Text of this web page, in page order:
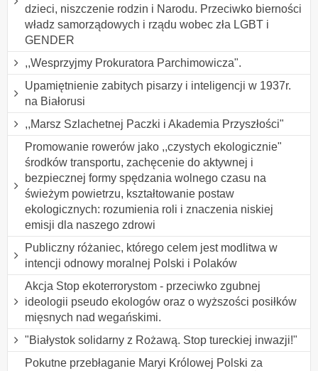
dzieci, niszczenie rodzin i Narodu. Przeciwko bierności
władz samorządowych i rządu wobec zła LGBT i
GENDER
,,Wesprzyjmy Prokuratora Parchimowicza".
Upamiętnienie zabitych pisarzy i inteligencji w 1937r.
na Białorusi
,,Marsz Szlachetnej Paczki i Akademia Przyszłości"
Promowanie rowerów jako ,,czystych ekologicznie"
środków transportu, zachęcenie do aktywnej i
bezpiecznej formy spędzania wolnego czasu na
świeżym powietrzu, kształtowanie postaw
ekologicznych: rozumienia roli i znaczenia niskiej
emisji dla naszego zdrowi
Publiczny różaniec, którego celem jest modlitwa w
intencji odnowy moralnej Polski i Polaków
Akcja Stop ekoterrorystom - przeciwko zgubnej
ideologii pseudo ekologów oraz o wyższości posiłków
mięsnych nad wegańskimi.
"Białystok solidarny z Rożawą. Stop tureckiej inwazji!"
Pokutne przebłaganie Maryi Królowej Polski za